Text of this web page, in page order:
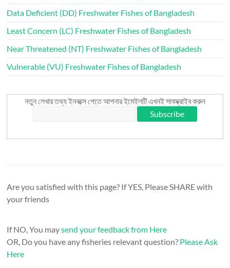
Data Deficient (DD) Freshwater Fishes of Bangladesh
Least Concern (LC) Freshwater Fishes of Bangladesh
Near Threatened (NT) Freshwater Fishes of Bangladesh
Vulnerable (VU) Freshwater Fishes of Bangladesh
নতুন লেখার তথ্য ইনবক্সে পেতে আপনার ইমেইলটি এখনই সাবস্ক্রাইব করুন
Are you satisfied with this page? If YES, Please SHARE with
your friends
If NO, You maysend your feedback from Here
OR, Do you have any fisheries relevant question? Please Ask
Here